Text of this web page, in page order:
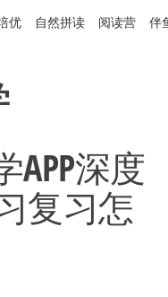
优 自然拼读 阅读营 伴
APP深度
复习怎